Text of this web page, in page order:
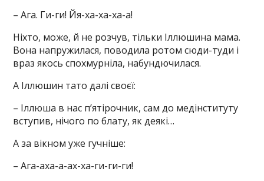
– Ага. Ги-ги! Йя-ха-ха-ха-а!
Ніхто, може, й не розчув, тільки Іллюшина мама.
Вона напружилася, поводила ротом сюди-туди і
враз якось спохмурніла, набундючилася.
А Іллюшин тато далі своєї:
– Іллюша в нас п’ятірочник, сам до медінституту
вступив, нічого по блату, як деякі…
А за вікном уже гучніше:
– Ага-аха-а-ах-ха-ги-ги-ги!